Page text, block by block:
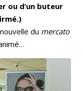
ou d’un buteur
du mercato